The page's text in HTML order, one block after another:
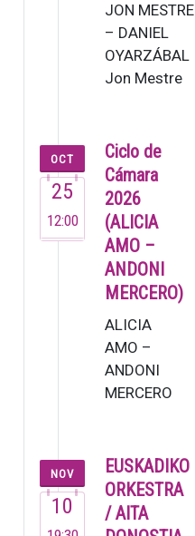
JON MESTRE
– DANIEL
OYARZÁBAL
Jon Mestre
pianista ya
dejó muestra
de su talento
en su brev…
OCT
25
12:00
Ciclo de
Cámara
2026
(ALICIA
AMO –
ANDONI
MERCERO)
ALICIA
AMO –
ANDONI
MERCERO
una de las
voces más
versátiles
del
NOV
10
EUSKADIKO
ORKESTRA
/ AITA